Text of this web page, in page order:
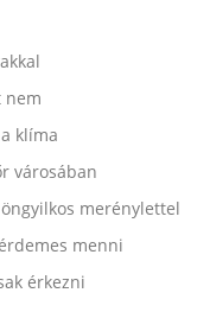
nem
klíma
városában
merénylettel
menni
érkezni